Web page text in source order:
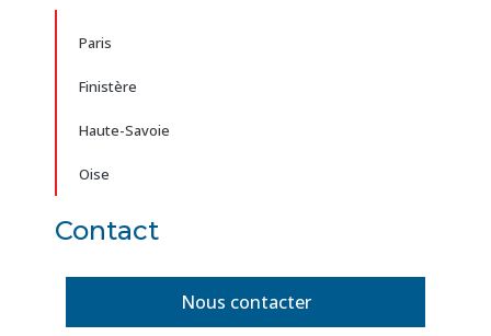
Paris
Finistère
Haute-Savoie
Oise
Contact
Nous contacter